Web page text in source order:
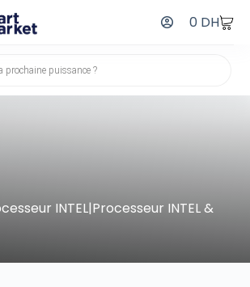
0 DH
INTEL|Processeur INTEL &